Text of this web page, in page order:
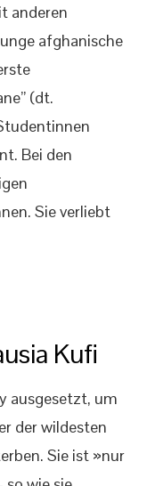
anderen
afghanische
(dt.
Bei den
Sie verliebt
Kufi
ausgesetzt, um
der wildesten
Sie ist »nur